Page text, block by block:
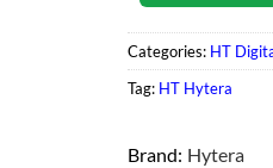
Categories: HT
Tag: HT Hytera
Brand: Hytera